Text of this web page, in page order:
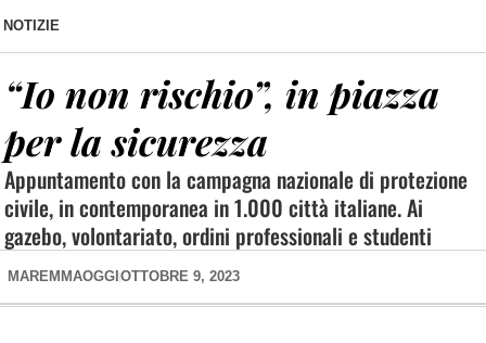
NOTIZIE
“Io non rischio”, in piazza
per la sicurezza
Appuntamento con la campagna nazionale di protezione
civile, in contemporanea in 1.000 città italiane. Ai
gazebo, volontariato, ordini professionali e studenti
MAREMMAOGGI OTTOBRE 9, 2023